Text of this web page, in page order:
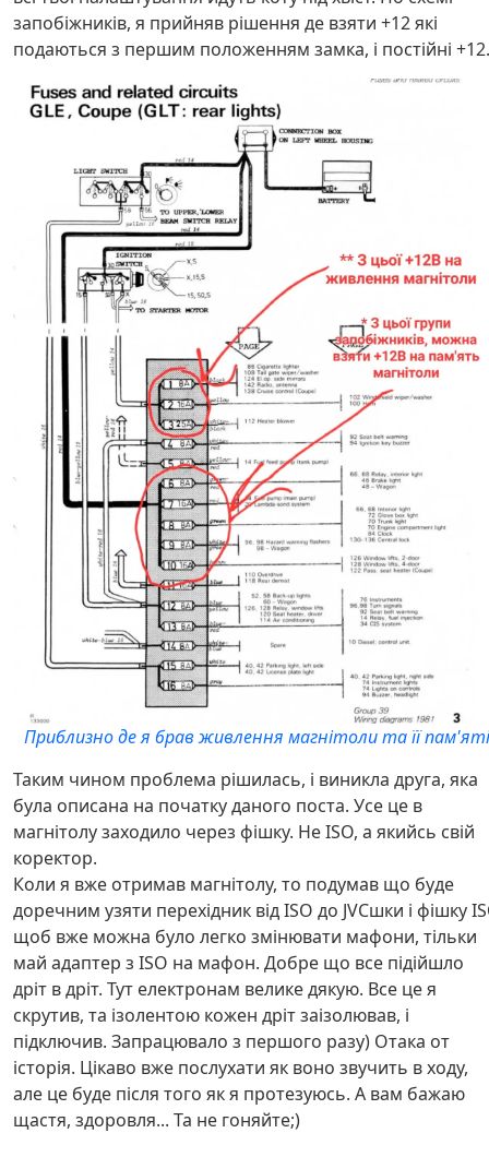
запобіжників, я прийняв рішення де взяти +12 які
подаються з першим положенням замка, і постійні +12.
Приблизно де я брав живлення магнітоли та її пам'яті
Таким чином проблема рішилась, і виникла друга, яка
була описана на початку даного поста. Усе це в
магнітолу заходило через фішку. Не ISO, а якийсь свій
коректор.
Коли я вже отримав магнітолу, то подумав що буде
доречним узяти перехідник від ISO до JVCшки і фішку
щоб вже можна було легко змінювати мафони, тільки
май адаптер з ISO на мафон. Добре що все підійшло
дріт в дріт. Тут електронам велике дякую. Все це я
скрутив, та ізолентою кожен дріт заізолював, і
підключив. Запрацювало з першого разу) Отака от
історія. Цікаво вже послухати як воно звучить в ходу,
але це буде після того як я протезуюсь. А вам бажаю
щастя, здоровля... Та не гоняйте;)